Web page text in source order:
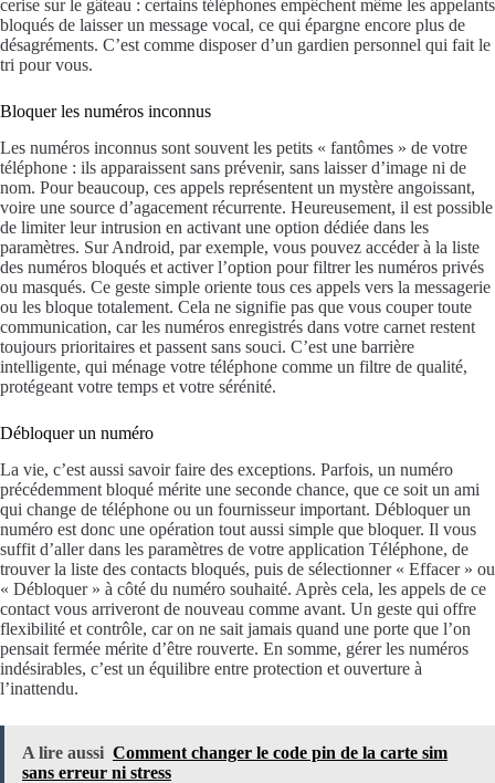
cerise sur le gâteau : certains téléphones empêchent même les appelants
bloqués de laisser un message vocal, ce qui épargne encore plus de
désagréments. C’est comme disposer d’un gardien personnel qui fait le
tri pour vous.
Bloquer les numéros inconnus
Les numéros inconnus sont souvent les petits « fantômes » de votre
téléphone : ils apparaissent sans prévenir, sans laisser d’image ni de
nom. Pour beaucoup, ces appels représentent un mystère angoissant,
voire une source d’agacement récurrente. Heureusement, il est possible
de limiter leur intrusion en activant une option dédiée dans les
paramètres. Sur Android, par exemple, vous pouvez accéder à la liste
des numéros bloqués et activer l’option pour filtrer les numéros privés
ou masqués. Ce geste simple oriente tous ces appels vers la messagerie
ou les bloque totalement. Cela ne signifie pas que vous couper toute
communication, car les numéros enregistrés dans votre carnet restent
toujours prioritaires et passent sans souci. C’est une barrière
intelligente, qui ménage votre téléphone comme un filtre de qualité,
protégeant votre temps et votre sérénité.
Débloquer un numéro
La vie, c’est aussi savoir faire des exceptions. Parfois, un numéro
précédemment bloqué mérite une seconde chance, que ce soit un ami
qui change de téléphone ou un fournisseur important. Débloquer un
numéro est donc une opération tout aussi simple que bloquer. Il vous
suffit d’aller dans les paramètres de votre application Téléphone, de
trouver la liste des contacts bloqués, puis de sélectionner « Effacer » ou
« Débloquer » à côté du numéro souhaité. Après cela, les appels de ce
contact vous arriveront de nouveau comme avant. Un geste qui offre
flexibilité et contrôle, car on ne sait jamais quand une porte que l’on
pensait fermée mérite d’être rouverte. En somme, gérer les numéros
indésirables, c’est un équilibre entre protection et ouverture à
l’inattendu.
A lire aussi Comment changer le code pin de la carte sim
sans erreur ni stress